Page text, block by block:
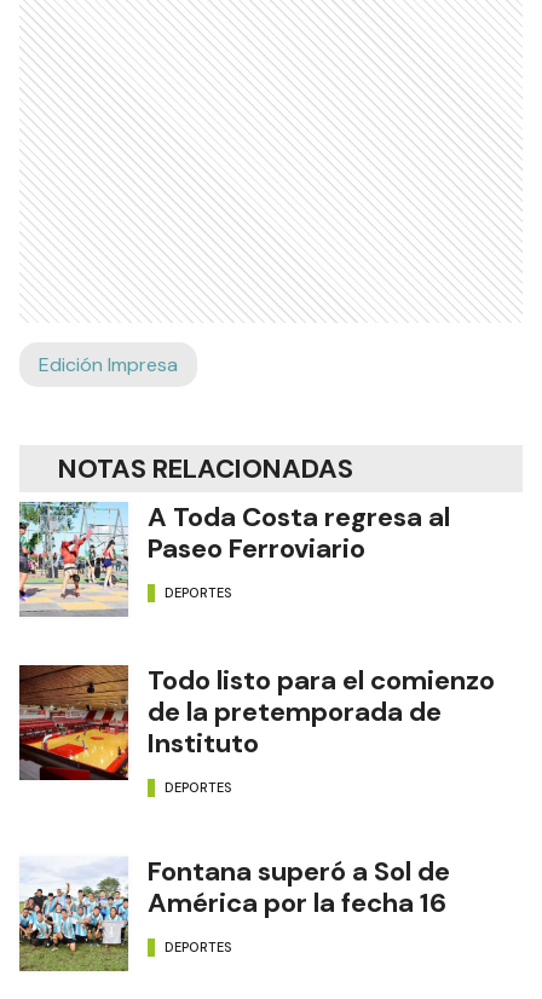
Edición Impresa
NOTAS RELACIONADAS
A Toda Costa regresa al
Paseo Ferroviario
DEPORTES
Todo listo para el comienzo
de la pretemporada de
Instituto
DEPORTES
Fontana superó a Sol de
América por la fecha 16
DEPORTES